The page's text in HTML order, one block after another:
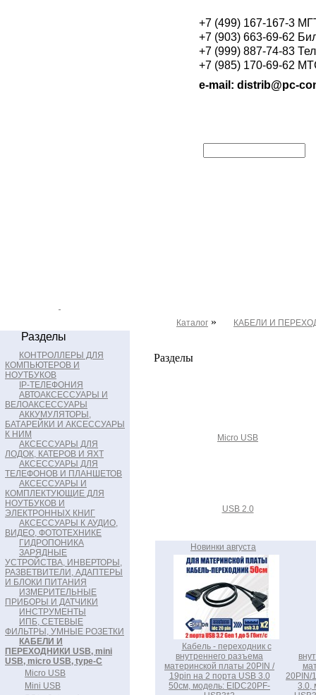
+7 (499) 167-167-3
+7 (903) 663-69-62
+7 (999) 887-74-83
+7 (985) 170-69-62
e-mail: distrib@pc-
Каталог » КАБЕЛИ И
Разделы
КОНТРОЛЛЕРЫ ДЛЯ
КОМПЬЮТЕРОВ И
НОУТБУКОВ
IP-ТЕЛЕФОНИЯ
АВТОАКСЕССУАРЫ И
ВЕЛОАКСЕССУАРЫ
АККУМУЛЯТОРЫ,
БАТАРЕЙКИ И АКСЕССУАРЫ
К НИМ
АКСЕССУАРЫ ДЛЯ
ЛОДОК, КАТЕРОВ И ЯХТ
АКСЕССУАРЫ ДЛЯ
ТЕЛЕФОНОВ И ПЛАНШЕТОВ
АКСЕССУАРЫ И
КОМПЛЕКТУЮЩИЕ ДЛЯ
НОУТБУКОВ И
ЭЛЕКТРОННЫХ КНИГ
АКСЕССУАРЫ К АУДИО,
ВИДЕО, ФОТОТЕХНИКЕ
ГИДРОПОНИКА
ЗАРЯДНЫЕ
УСТРОЙСТВА, ИНВЕРТОРЫ,
РАЗВЕТВИТЕЛИ, АДАПТЕРЫ
И БЛОКИ ПИТАНИЯ
ИЗМЕРИТЕЛЬНЫЕ
ПРИБОРЫ И ДАТЧИКИ
ИНСТРУМЕНТЫ
ИПБ, СЕТЕВЫЕ
ФИЛЬТРЫ, УМНЫЕ РОЗЕТКИ
КАБЕЛИ И
ПЕРЕХОДНИКИ USB, mini
USB, micro USB, type-C
Micro USB
Mini USB
Разделы
Micro USB
USB 2.0
Новинки августа
Кабель - переходник с
внутреннего разъема
материнской платы 20PIN /
19pin на 2 порта USB 3.0
50см, модель: EIDC20PF-
20PIN/
3.0,